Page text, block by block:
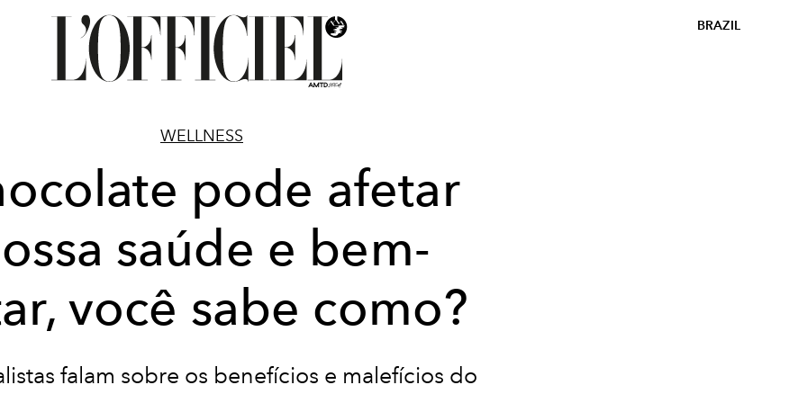
BRAZIL
WELLNESS
pode afetar
saúde e bem-
você sabe como?
falam sobre os benefícios e malefícios do